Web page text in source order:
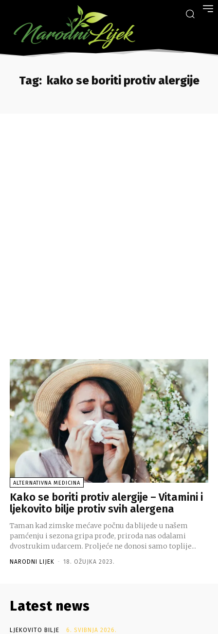
Tag: kako se boriti protiv alergije
ALTERNATIVNA MEDICINA
Kako se boriti protiv alergije – Vitamini i
ljekovito bilje protiv svih alergena
Taman kad zimske mećave počnu da blijede u našem
pamćenju i sezona gripa prođe, priroda nas odalami
dvostrukim udarcem. Proljeće ne donosi samo toplije...
NARODNI LIJEK - 18. OŽUJKA 2023.
Latest news
LJEKOVITO BILJE 6. SVIBNJA 2026.